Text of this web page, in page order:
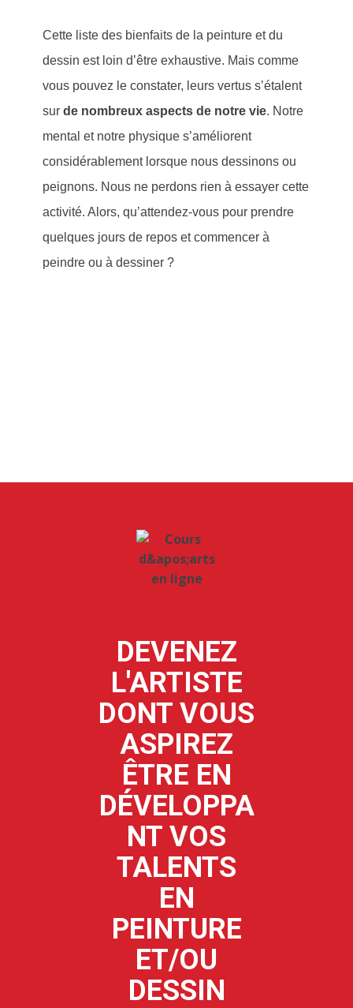
Cette liste des bienfaits de la peinture et du
dessin est loin d’être exhaustive. Mais comme
vous pouvez le constater, leurs vertus s’étalent
sur de nombreux aspects de notre vie. Notre
mental et notre physique s’améliorent
considérablement lorsque nous dessinons ou
peignons. Nous ne perdons rien à essayer cette
activité. Alors, qu’attendez-vous pour prendre
quelques jours de repos et commencer à
peindre ou à dessiner ?
DEVENEZ
L'ARTISTE
DONT VOUS
ASPIREZ
ÊTRE EN
DÉVELOPPA
NT VOS
TALENTS
EN
PEINTURE
ET/OU
DESSIN